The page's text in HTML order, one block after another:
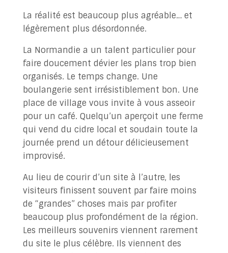
La réalité est beaucoup plus agréable… et
légèrement plus désordonnée.
La Normandie a un talent particulier pour
faire doucement dévier les plans trop bien
organisés. Le temps change. Une
boulangerie sent irrésistiblement bon. Une
place de village vous invite à vous asseoir
pour un café. Quelqu’un aperçoit une ferme
qui vend du cidre local et soudain toute la
journée prend un détour délicieusement
improvisé.
Au lieu de courir d’un site à l’autre, les
visiteurs finissent souvent par faire moins
de “grandes” choses mais par profiter
beaucoup plus profondément de la région.
Les meilleurs souvenirs viennent rarement
du site le plus célèbre. Ils viennent des